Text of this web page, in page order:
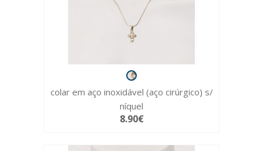
colar em aço inoxidável (aço cirúrgico) s/
níquel
8.90€